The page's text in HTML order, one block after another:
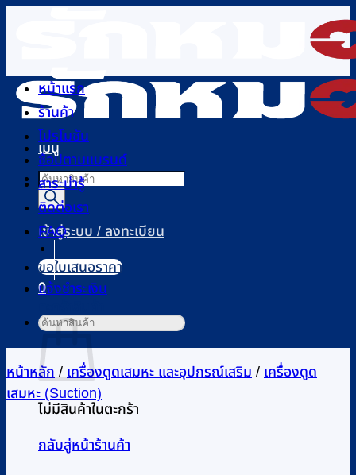
เนื้อหา
เมนู
Products
search
เข้าสู่ระบบ / ลงทะเบียน
0
ไม่มีสินค้าในตะกร้า
กลับสู่หน้าร้านค้า
หน้าแรก
ร้านค้า
โปรโมชัน
ช้อปตามแบรนด์
สาระน่ารู้
ติดต่อเรา
FAQ
ขอใบเสนอราคา
แจ้งชำระเงิน
ค้นหา:
หน้าหลัก / เครื่องดูดเสมหะ และอุปกรณ์เสริม / เครื่องดูด
เสมหะ (Suction)